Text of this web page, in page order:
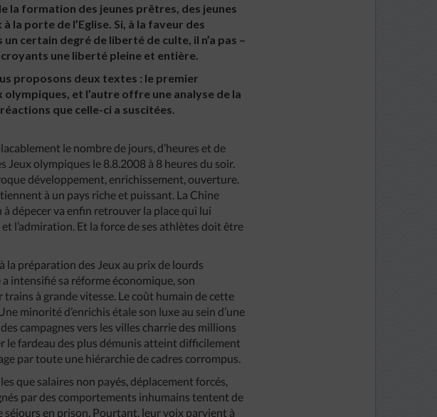
la formation des jeunes prêtres, des jeunes
porte de l’Eglise. Si, à la faveur des
certain degré de liberté de culte, il n’a pas –
une liberté pleine et entière.
proposons deux textes : le premier
et l’autre offre une analyse de la
que celle-ci a suscitées.
le nombre de jours, d’heures et de
olympiques le 8.8.2008 à 8 heures du soir.
développement, enrichissement, ouverture.
à un pays riche et puissant. La Chine
dépecer va enfin retrouver la place qui lui
l’admiration. Et la force de ses athlètes doit être
la préparation des Jeux au prix de lourds
intensifié sa réforme économique, son
à grande vitesse. Le coût humain de cette
minorité d’enrichis étale son luxe au sein d’une
campagnes vers les villes charrie des millions
le fardeau des plus démunis atteint difficilement
par toute une hiérarchie de cadres corrompus.
que salaires non payés, déplacement forcés,
par des comportements inhumains tentent de
en prison. Pourtant, leur voix parvient à